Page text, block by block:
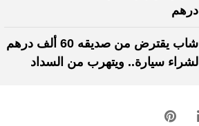
درهم
شاب يقترض من صديقه 60 ألف درهم
لشراء سيارة.. ويتهرب من السداد